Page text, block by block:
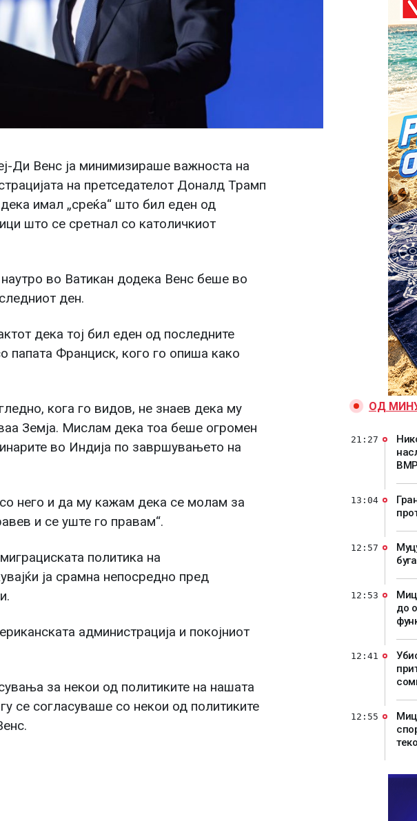
Ди Венс ја минимизираше важноста на
на претседателот Доналд Трамп
имал „среќа“ што бил еден од
што се сретнал со католичкиот
во Ватикан додека Венс беше во
ден.
дека тој бил еден од последните
папата Франциск, кого го опиша како
кога го видов, не знаев дека му
Земја. Мислам дека тоа беше огромен
во Индија по завршувањето на
него и да му кажам дека се молам за
и се уште го правам“.
политика на
ја срамна непосредно пред
администрација и покојниот
за некои од политиките на нашата
се согласуваше со некои од политиките
ОД
21:27
13:04
12:57
до
12:53
12:41
12:55